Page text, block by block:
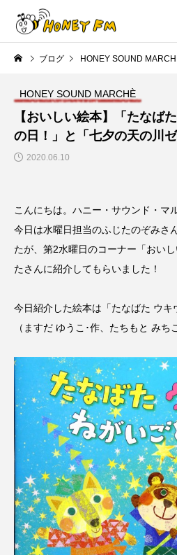
ハニーエフエム｜地域・人にフォーカスし発信
HOME ハニーFMの紹介 後援申
NEW POST
JAZZ BAR COZY
日（木）今回はビル・エヴァン
ス リバーサイド4部作を特集し
ました！
2024.03.07
TAG LIST
10周年記念 12月号
1975年のケルン・コンサート
2024年度 2025年
2026年 2026年度
ブログ HONEY SOUND
HONEY SOUND MARCHÈ
【おいしい絵本】「たなば
の日！」と「七夕の天の川ゼ
2020.06.10
こんにちは。ハニー・サウンド・マ
今日は水曜日担当のふじたのぞみさ
たが、第2水曜日のコーナー「おい
たさんに紹介してもらいました！
今日紹介した絵本は「たなばた ウキ
（ますだ ゆうこ･作、たちもと みち